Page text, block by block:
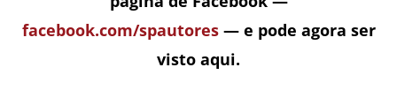
facebook.com/spautores— e pode agora ser
visto aqui.